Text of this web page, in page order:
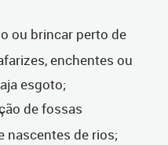
ou brincar perto de
enchentes ou
esgoto;
de fossas
nascentes de rios;